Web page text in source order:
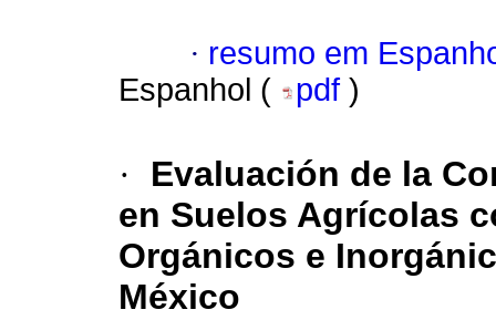
· resumo em
Espanhol (
pdf )
·
Evaluación de la
en Suelos Agrícolas
Orgánicos e
México